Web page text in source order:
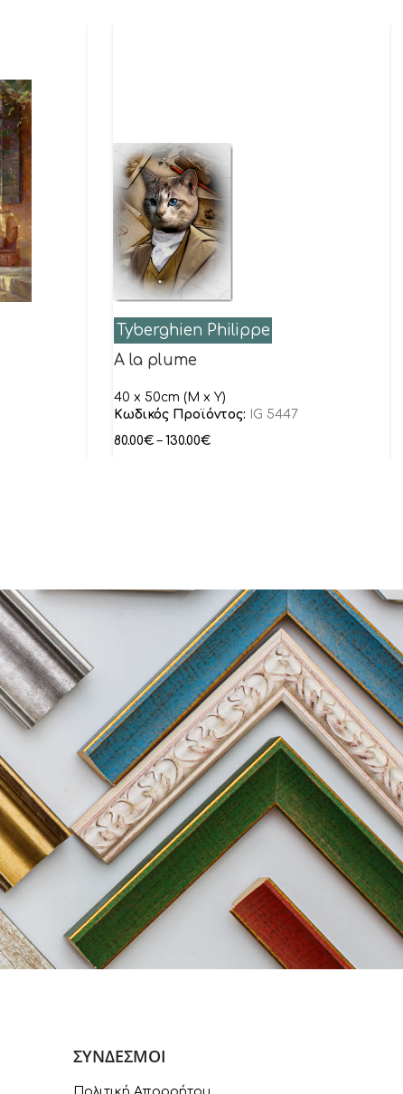
Tyberghien Philippe
A la plume
40 x 50cm (Μ x Y)
Κωδικός Προϊόντος:
IG 5447
80.00€ – 130.00€
ΣΥΝΔΕΣΜΟΙ